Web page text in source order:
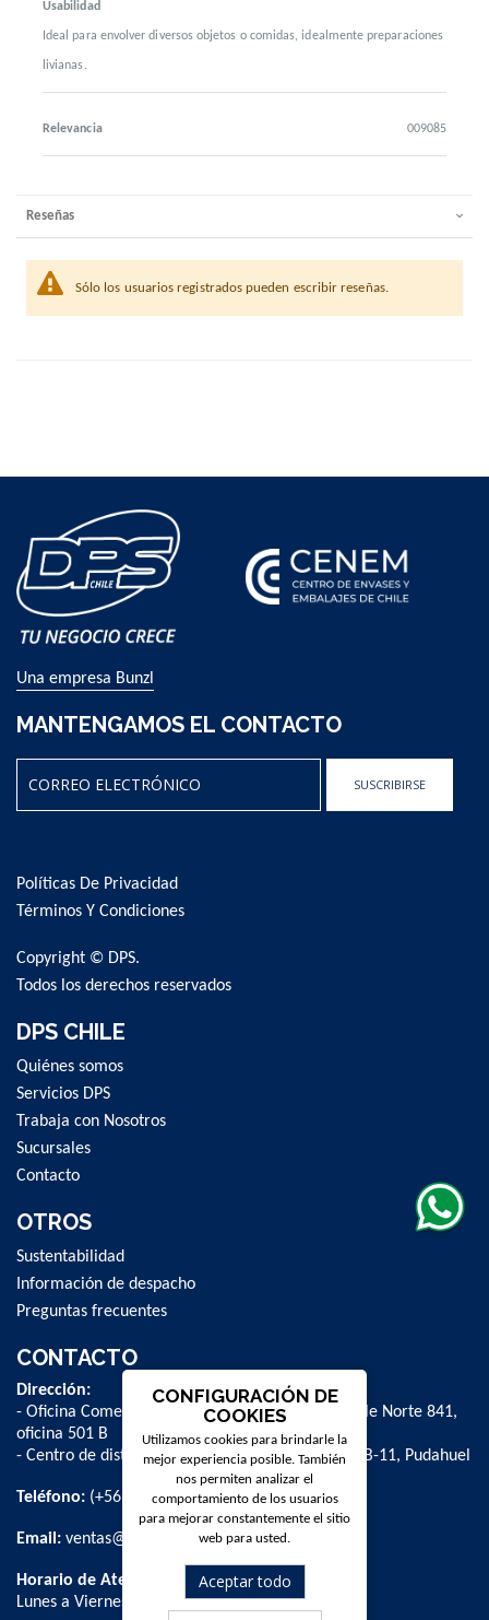
Usabilidad
Ideal para envolver diversos objetos o comidas, idealmente preparaciones
livianas.
Relevancia 009085
Reseñas
Sólo los usuarios registrados pueden escribir reseñas.
Una empresa Bunzl
MANTENGAMOS EL CONTACTO
Our
Newsletter:
SUSCRIBIRSE
Políticas De Privacidad
Términos Y Condiciones
Copyright © DPS.
Todos los derechos reservados
DPS CHILE
Quiénes somos
Servicios DPS
Trabaja con Nosotros
Sucursales
Contacto
OTROS
Sustentabilidad
Información de despacho
Preguntas frecuentes
CONTACTO
Dirección:
- Oficina Comercial y administrativa: Avenida Valle Norte 841,
oficina 501 B
- Centro de distribución: La Farfana 500, bodega B-11, Pudahuel
Teléfono: (+56 2) 2 584 8900
Email: ventas@dpschile.cl
Horario de Atención:
Lunes a Viernes / 09:00 a 16:00 hrs
CONFIGURACIÓN DE
COOKIES
Utilizamos cookies para brindarle la
mejor experiencia posible. También
nos permiten analizar el
comportamiento de los usuarios
para mejorar constantemente el sitio
web para usted.
Aceptar todo